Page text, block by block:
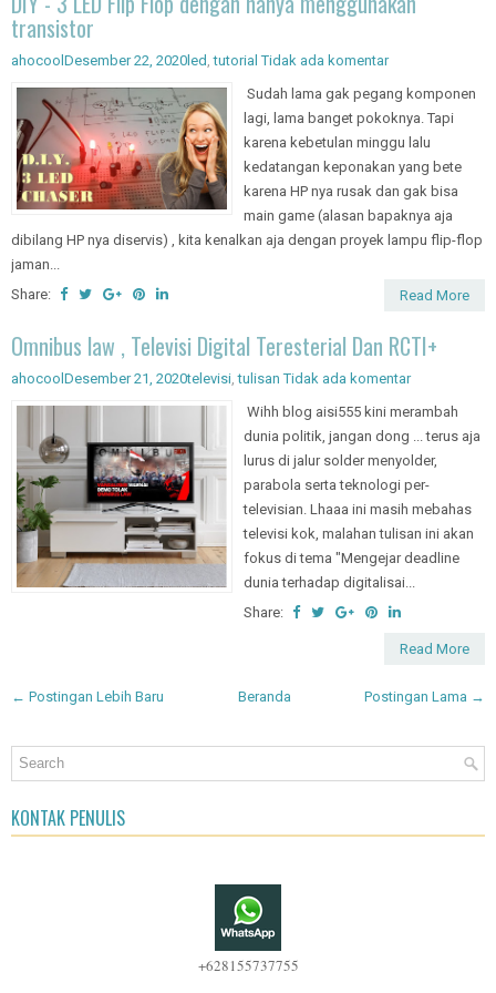
transistor
ahocool Desember 22, 2020 led ,tutorial Tidak ada komentar
Sudah lama gak pegang komponen
lagi, lama banget pokoknya. Tapi
karena kebetulan minggu lalu
kedatangan keponakan yang bete
karena HP nya rusak dan gak bisa
main game (alasan bapaknya aja
dibilang HP nya diservis) , kita kenalkan aja dengan proyek lampu flip-flop
jaman...
Share:
Read More
Omnibus law , Televisi Digital Teresterial Dan RCTI+
ahocool Desember 21, 2020televisi,tulisan Tidak ada komentar
Wihh blog aisi555 kini merambah
dunia politik, jangan dong ... terus aja
lurus di jalur solder menyolder,
parabola serta teknologi per-
televisian. Lhaaa ini masih mebahas
televisi kok, malahan tulisan ini akan
fokus di tema "Mengejar deadline
dunia terhadap digitalisai...
Share:
Read More
← Postingan Lebih Baru Postingan Lama →
Beranda
KONTAK PENULIS
+628155737755